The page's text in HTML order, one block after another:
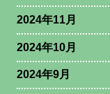
2024年11月
2024年10月
2024年9月